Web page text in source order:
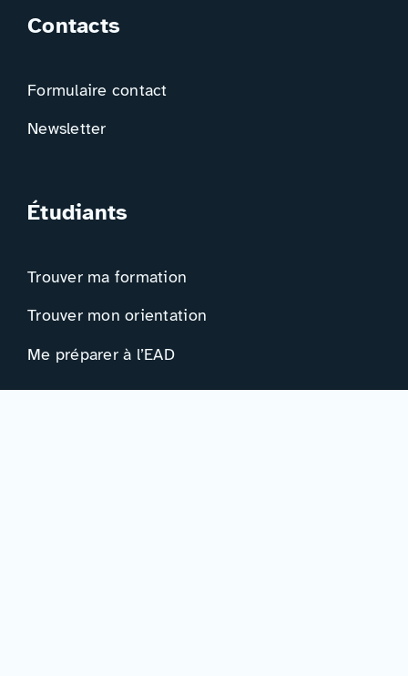
Contacts
Formulaire contact
Newsletter
Étudiants
Trouver ma formation
Trouver mon orientation
Me préparer à l’EAD